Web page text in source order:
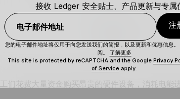
们花费大量资金购买昂贵的硬件设备，消耗电能
接收 Ledger 安全贴士、产品更新与专属
电子邮件地址 注
您的电子邮件地址将仅用于向您发送我们的简报，以及更新和优惠信息
阅。
了解更多
This site is protected by reCAPTCHA and the Google Privacy
of Service apply.